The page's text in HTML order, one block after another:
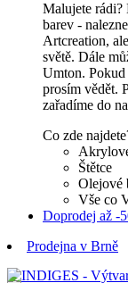
Malujete
barev -
Artcreation,
světě. Dále
Umton. Pokud
prosím vědět.
zařadíme do
Co zde
Štětce
Olejové
Vše co
Doprodej až -
Prodejna v Brně